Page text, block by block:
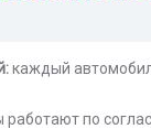
каждый
работают по